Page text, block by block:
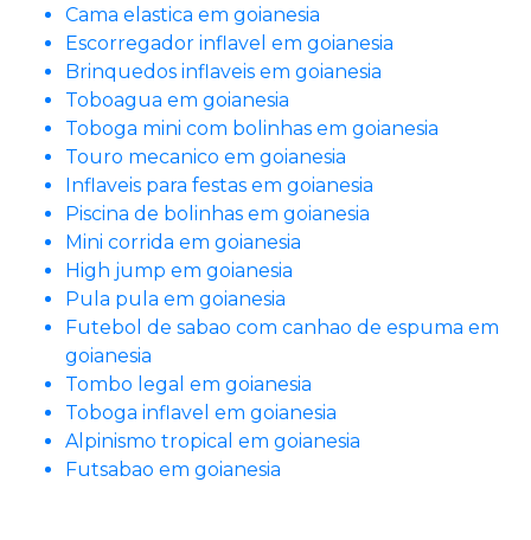
Cama elastica em goianesia
Escorregador inflavel em goianesia
Brinquedos inflaveis em goianesia
Toboagua em goianesia
Toboga mini com bolinhas em goianesia
Touro mecanico em goianesia
Inflaveis para festas em goianesia
Piscina de bolinhas em goianesia
Mini corrida em goianesia
High jump em goianesia
Pula pula em goianesia
Futebol de sabao com canhao de espuma em
goianesia
Tombo legal em goianesia
Toboga inflavel em goianesia
Alpinismo tropical em goianesia
Futsabao em goianesia